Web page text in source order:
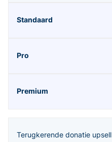
Terugkerende donatie upsell